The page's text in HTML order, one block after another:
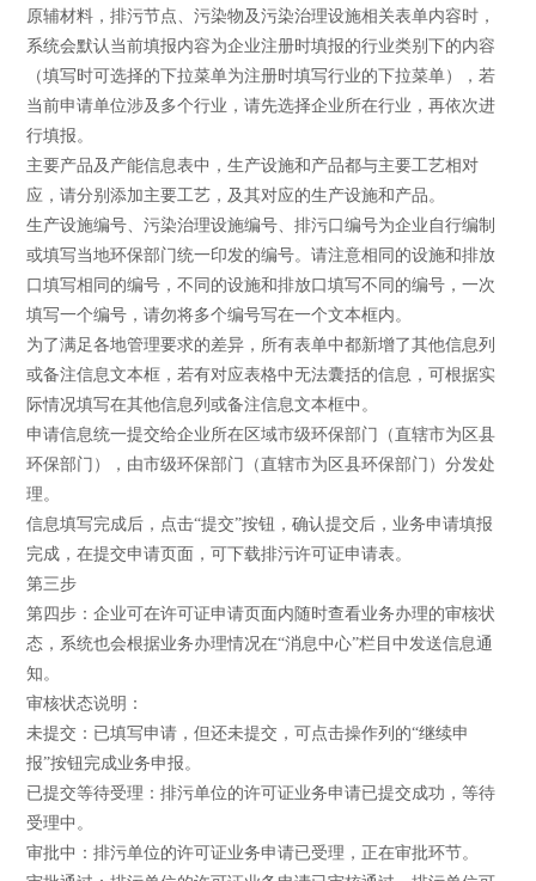
原辅材料，排污节点、污染物及污染治理设施相关表单内容时，
系统会默认当前填报内容为企业注册时填报的行业类别下的内容
（填写时可选择的下拉菜单为注册时填写行业的下拉菜单），若
当前申请单位涉及多个行业，请先选择企业所在行业，再依次进
行填报。
主要产品及产能信息表中，生产设施和产品都与主要工艺相对
应，请分别添加主要工艺，及其对应的生产设施和产品。
生产设施编号、污染治理设施编号、排污口编号为企业自行编制
或填写当地环保部门统一印发的编号。请注意相同的设施和排放
口填写相同的编号，不同的设施和排放口填写不同的编号，一次
填写一个编号，请勿将多个编号写在一个文本框内。
为了满足各地管理要求的差异，所有表单中都新增了其他信息列
或备注信息文本框，若有对应表格中无法囊括的信息，可根据实
际情况填写在其他信息列或备注信息文本框中。
申请信息统一提交给企业所在区域市级环保部门（直辖市为区县
环保部门），由市级环保部门（直辖市为区县环保部门）分发处
理。
信息填写完成后，点击“提交”按钮，确认提交后，业务申请填报
完成，在提交申请页面，可下载排污许可证申请表。
第三步
第四步：企业可在许可证申请页面内随时查看业务办理的审核状
态，系统也会根据业务办理情况在“消息中心”栏目中发送信息通
知。
审核状态说明：
未提交：已填写申请，但还未提交，可点击操作列的“继续申
报”按钮完成业务申报。
已提交等待受理：排污单位的许可证业务申请已提交成功，等待
受理中。
审批中：排污单位的许可证业务申请已受理，正在审批环节。